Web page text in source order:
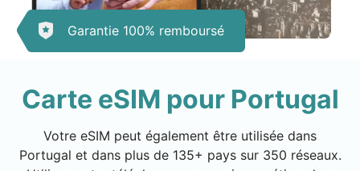
Garantie 100% remboursé
Carte eSIM pour Portugal
Votre eSIM peut également être utilisée dans
Portugal et dans plus de 135+ pays sur 350 réseaux.